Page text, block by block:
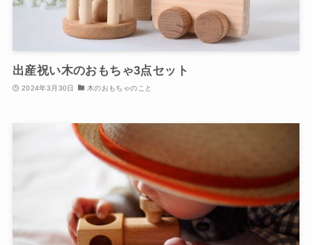
出産祝い木のおもちゃ3点セット
2024年3月30日 木のおもちゃのこと